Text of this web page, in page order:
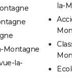
Montagne
la-
la-